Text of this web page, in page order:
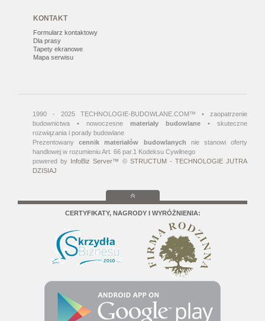
KONTAKT
Formularz kontaktowy
Dla prasy
Tapety ekranowe
Mapa serwisu
1990 - 2025 TECHNOLOGIE-BUDOWLANE.COM™ • zaopatrzenie
budownictwa • nowoczesne materiały budowlane • skuteczne
rozwiązania i porady budowlane
Prezentowanycennik materiałów budowlanych nie stanowi oferty
handlowej w rozumieniu Art. 66 par.1 Kodeksu Cywilnego
powered by InfoBiz Server™ © STRUCTUM - TECHNOLOGIE JUTRA
DZISIAJ
CERTYFIKATY, NAGRODY I WYRÓŻNIENIA: